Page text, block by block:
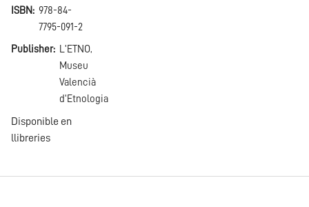
ISBN
978-84-
7795-091-2
Publisher
L'ETNO,
Museu
Valencià
d'Etnologia
Disponible en
llibreries